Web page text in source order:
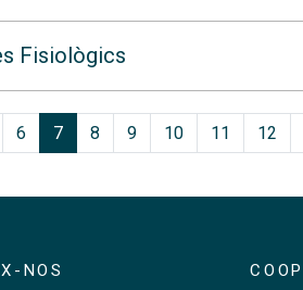
Fisiològics
6 7 8 9 10 11 12
NOS